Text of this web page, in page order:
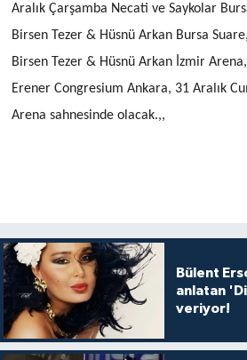
Aralık Çarşamba Necati ve Saykolar
Birsen Tezer & Hüsnü Arkan Bursa
Birsen Tezer & Hüsnü Arkan İzmir
Erener Congresium Ankara, 31 Aralık
Arena sahnesinde olacak.,,
Bülent
anlatan
veriyor!